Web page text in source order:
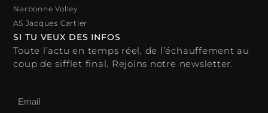
Narbonne Volley
AS Jacques Cartier
SI TU VEUX DES INFOS
Toute l’actu en temps réel, de l’échauffement au
coup de sifflet final. Rejoins notre newsletter.